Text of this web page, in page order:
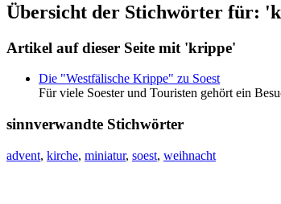
Übersicht der Stichwörter für:
Artikel auf dieser Seite mit 'krippe'
Die "Westfälische Krippe" zu Soest
Für viele Soester und Touristen gehört ein
sinnverwandte Stichwörter
advent, kirche, miniatur, soest, weihnacht